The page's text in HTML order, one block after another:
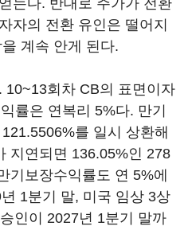
자의 전환 유인은 떨어지
계속 안게 된다.
10~13회차 CB의 표면이자
률은 연복리 5%다. 만기
를 일시 상환해
지연되면 136.05%인 278
기보장수익률도 연 5%에
1분기 말, 미국 임상 3상
인이 2027년 1분기 말까